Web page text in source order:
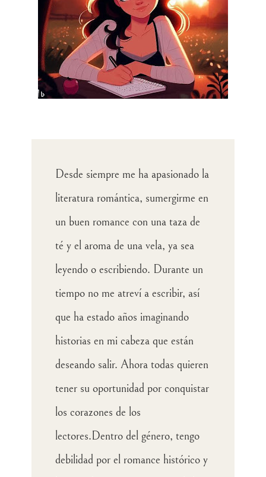
Desde siempre me ha apasionado la
literatura romántica, sumergirme en
un buen romance con una taza de
té y el aroma de una vela, ya sea
leyendo o escribiendo. Durante un
tiempo no me atreví a escribir, así
que ha estado años imaginando
historias en mi cabeza que están
deseando salir. Ahora todas quieren
tener su oportunidad por conquistar
los corazones de los
lectores.Dentro del género, tengo
debilidad por el romance histórico y